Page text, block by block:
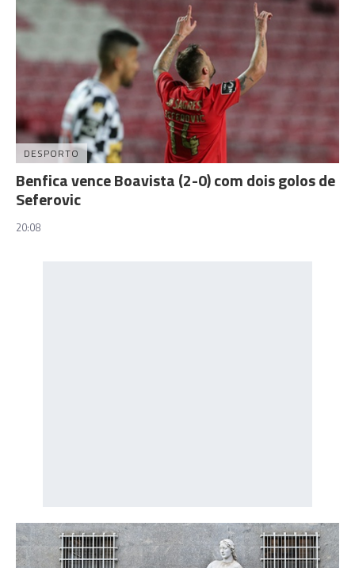
DESPORTO
Benfica vence Boavista (2-0) com dois golos de
Seferovic
20:08